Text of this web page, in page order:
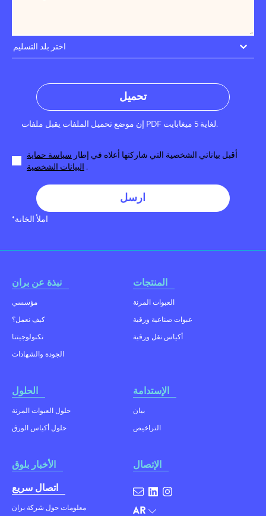
اختر بلد التسليم
تحميل
إن موضع تحميل الملفات يقبل ملفات PDF لغاية 5 ميغابايت.
أقبل بياناتي الشخصية التي شاركتها أعلاه في إطار سياسة حماية
البيانات الشخصية .
ارسل
*املأ الخانة
نبذة عن بران
مؤسسي
كيف نعمل؟
تكنولوجيتنا
الجودة والشهادات
المنتجات
العبوات المرنة
عبوات صناعية ورقية
أكياس نقل ورقية
الحلول
حلول العبوات المرنة
حلول أكياس الورق
الإستدامة
بيان
التراخيص
الأخبار بلوق الإتصال
AR
اتصال سريع
معلومات حول شركة بران